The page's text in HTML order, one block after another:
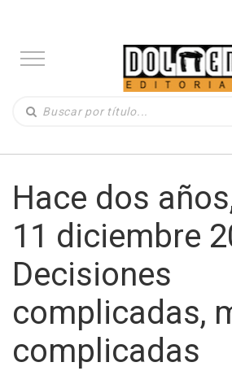
Hace dos
11 diciembre
Decisiones
complicadas,
complicadas